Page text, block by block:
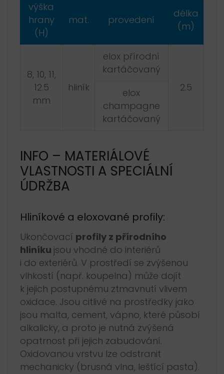
výška
hrany
(H)
mat. provedení
délka
(m)
8, 10, 11,
12.5
mm
hliník
elox přírodní
kartáčovaný
2.5
elox
champagne
kartáčovaný
INFO – MATERIÁLOVÉ
VLASTNOSTI A SPECIÁLNÍ
ÚDRŽBA
Hliníkové a eloxované profily:
Ukončovací profily z přírodního
hliníku jsou vhodné do interiérů
i do exteriérů. V prostředí se zvýšenou
vlhkostí (např. koupelna) může dojít
k jejich postupnému ztmavnutí vlivem
oxidace. Jsou citlivé na prostředky jako
jsou malta, cement, vápno, které působí
alkalicky, a proto je nutná zvýšená
opatrnost při jejich zabudování.
Oxidovanou vrstvu lze odstranit
mechanicky (brusná vlna, leštící pasta).